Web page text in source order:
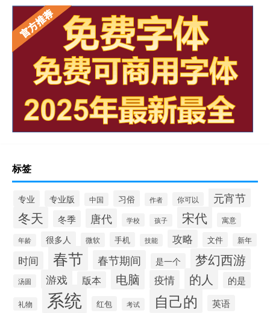
标签
专业 专业版 中国 习俗 作者 你可以 元宵节
冬天 冬季 唐代 学校 孩子 宋代 寓意
年龄 很多人 微软 手机 技能 攻略 文件 新年
时间 春节 春节期间 是一个 梦幻西游
汤圆 游戏 版本 电脑 疫情 的人 的是
礼物 系统 红包 考试 自己的 英语